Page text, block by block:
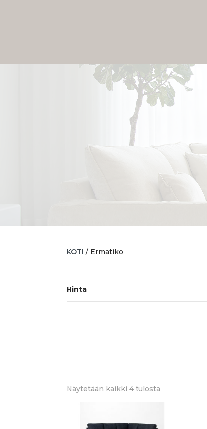
KOTI / Ermatiko
Hinta
Näytetään kaikki 4 tulosta